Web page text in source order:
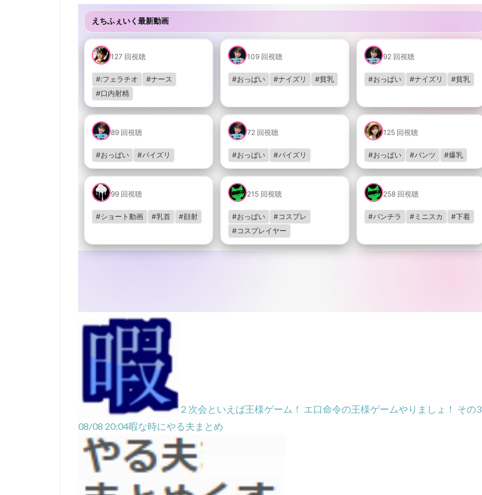
２次会といえば王様ゲーム！ エ口命令の王様ゲームやりましょ！ その3
08/08 20:04暇な時にやる夫まとめ